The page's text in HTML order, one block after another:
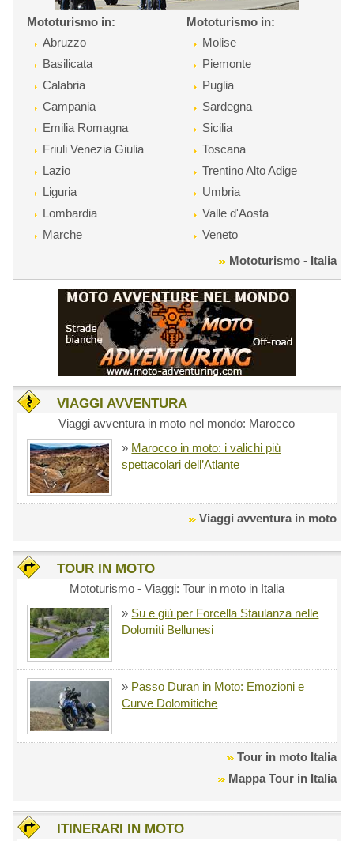
Mototurismo in:
Abruzzo
Basilicata
Calabria
Campania
Emilia Romagna
Friuli Venezia Giulia
Lazio
Liguria
Lombardia
Marche
Mototurismo in:
Molise
Piemonte
Puglia
Sardegna
Sicilia
Toscana
Trentino Alto Adige
Umbria
Valle d'Aosta
Veneto
Mototurismo - Italia
VIAGGI AVVENTURA
Viaggi avventura in moto nel mondo: Marocco
» Marocco in moto: i valichi più
spettacolari dell’Atlante
Viaggi avventura in moto
TOUR IN MOTO
Mototurismo - Viaggi: Tour in moto in Italia
» Su e giù per Forcella Staulanza nelle
Dolomiti Bellunesi
» Passo Duran in Moto: Emozioni e
Curve Dolomitiche
Tour in moto Italia
Mappa Tour in Italia
ITINERARI IN MOTO